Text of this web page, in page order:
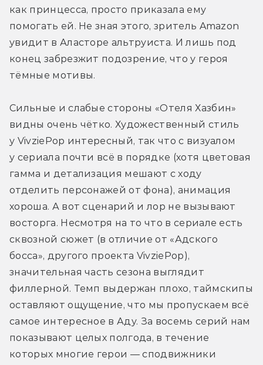
как принцесса, просто приказала ему
помогать ей. Не зная этого, зритель Amazon
увидит в Аласторе альтруиста. И лишь под
конец забрезжит подозрение, что у героя
тёмные мотивы.
Сильные и слабые стороны «Отеля Хазбин»
видны очень чётко. Художественный стиль
у VivziePop интересный, так что с визуалом
у сериала почти всё в порядке (хотя цветовая
гамма и детализация мешают с ходу
отделить персонажей от фона), анимация
хороша. А вот сценарий и лор не вызывают
восторга. Несмотря на то что в сериале есть
сквозной сюжет (в отличие от «Адского
босса», другого проекта VivziePop),
значительная часть сезона выглядит
филлерной. Темп выдержан плохо, таймскипы
оставляют ощущение, что мы пропускаем всё
самое интересное в Аду. За восемь серий нам
показывают целых полгода, в течение
которых многие герои — сподвижники